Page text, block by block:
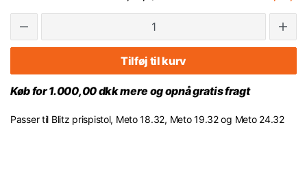
Tilføj til kurv
Køb for 1.000,00 dkk mere og opnå gratis fragt
Passer til Blitz prispistol, Meto 18.32, Meto 19.32 og Meto 24.32